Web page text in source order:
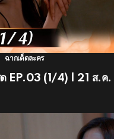
ฉากเด็ดละคร
ด EP.03 (1/4) | 21 ส.ค